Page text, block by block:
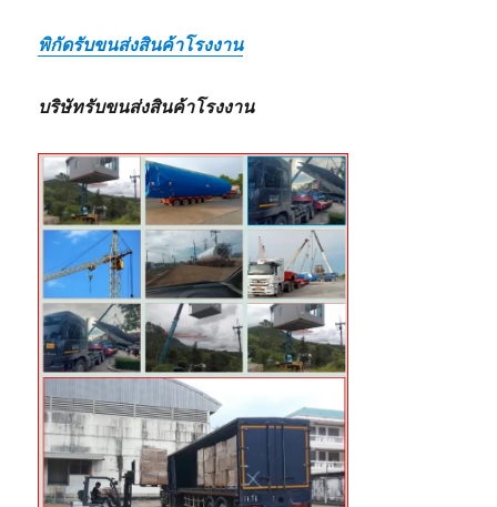
พิกัดรับขนส่งสินค้าโรงงาน
บริษัทรับขนส่งสินค้าโรงงาน